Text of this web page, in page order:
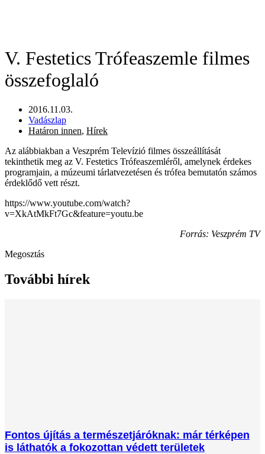
V. Festetics Trófeaszemle filmes
összefoglaló
2016.11.03.
Vadászlap
Határon innen, Hírek
Az alábbiakban a Veszprém Televízió filmes összeállítását
tekinthetik meg az V. Festetics Trófeaszemléről, amelynek érdekes
programjain, a múzeumi tárlatvezetésen és trófea bemutatón számos
érdeklődő vett részt.
https://www.youtube.com/watch?
v=XkAtMkFt7Gc&feature=youtu.be
Forrás: Veszprém TV
Megosztás
További hírek
Fontos újítás a természetjáróknak: már térképen
is láthatók a fokozottan védett területek